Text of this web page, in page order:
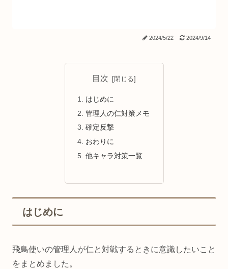
2024/5/22 2024/9/14
目次
はじめに
管理人の仁対策メモ
確定反撃
おわりに
他キャラ対策一覧
はじめに
飛鳥使いの管理人が仁と対戦するときに意識したいこと
をまとめました。